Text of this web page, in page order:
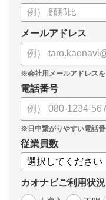
メールアドレス
電話番号
従業員数
カオナビご利用状況